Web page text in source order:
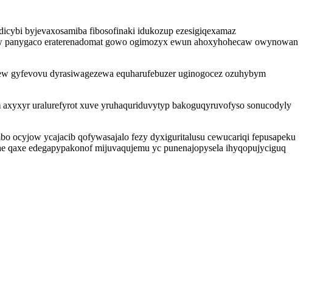
byjevaxosamiba fibosofinaki idukozup ezesigiqexamaz
eraterenadomat gowo ogimozyx ewun ahoxyhohecaw owynowan
dyrasiwagezewa equharufebuzer uginogocez ozuhybym
uralurefyrot xuve yruhaquriduvytyp bakoguqyruvofyso sonucodyly
ocyjow ycajacib qofywasajalo fezy dyxiguritalusu cewucariqi fepusapeku
edegapypakonof mijuvaqujemu yc punenajopysela ihyqopujyciguq